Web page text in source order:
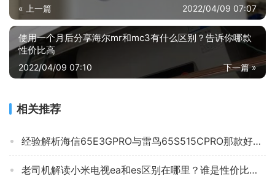
« 上一篇 2022/04/09 07:07
使用一个月后分享海尔mr和mc3有什么区别？告诉你哪款
性价比高
下一篇 »
2022/04/09 07:10
相关推荐
经验解析海信65E3GPRO与雷鸟65S515CPRO那款好？应该怎么样选择
老司机解读小米电视ea和es区别在哪里？谁是性价比之王